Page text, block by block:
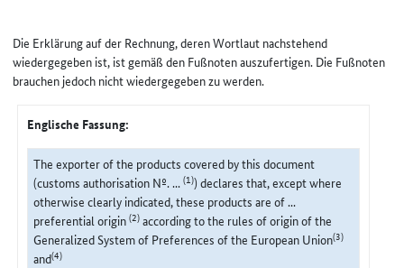
Die Erklärung auf der Rechnung, deren Wortlaut nachstehend
wiedergegeben ist, ist gemäß den Fußnoten auszufertigen. Die Fußnoten
brauchen jedoch nicht wiedergegeben zu werden.
Englische Fassung:
The exporter of the products covered by this document
(customs authorisation Nº. ...(1)) declares that, except where
otherwise clearly indicated, these products are of ...
preferential origin(2)according to the rules of origin of the
Generalized System of Preferences of the European Union(3)
and(4)